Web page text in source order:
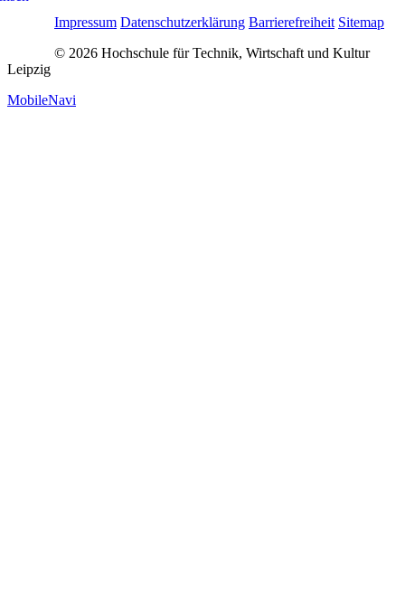
Impressum Datenschutzerklärung Barrierefreiheit Sitemap
© 2026 Hochschule für Technik, Wirtschaft und Kultur
Leipzig
MobileNavi